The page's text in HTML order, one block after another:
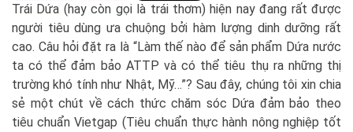
Trái Dứa (hay còn gọi là trái thơm) hiện nay đang rất được
người tiêu dùng ưa chuộng bởi hàm lượng dinh dưỡng rất
cao. Câu hỏi đặt ra là “Làm thế nào để sản phẩm Dứa nước
ta có thể đảm bảo ATTP và có thể tiêu thụ ra những thị
trường khó tính như Nhật, Mỹ…”? Sau đây, chúng tôi xin chia
sẻ một chút về cách thức chăm sóc Dứa đảm bảo theo
tiêu chuẩn Vietgap (Tiêu chuẩn thực hành nông nghiệp tốt